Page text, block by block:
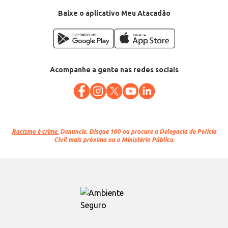
Baixe o aplicativo Meu Atacadão
Acompanhe a gente nas redes sociais
Racismo é crime. Denuncie. Disque 100 ou procure a Delegacia de Polícia
Civil mais próxima ou o Ministério Público.